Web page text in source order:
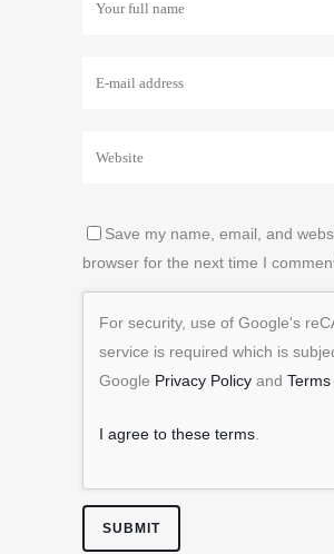
Save my name, email, and
browser for the next time I
For security, use of Google's
service is required which is
Google Privacy Policy and
I agree to these terms